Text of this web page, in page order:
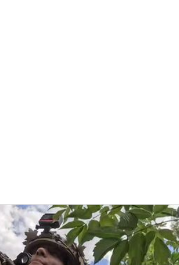
на Лиманском
дискомфорт: как это
в кризис для всей группировки